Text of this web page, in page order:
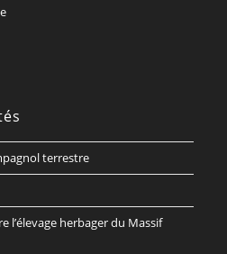
terrestre
l’élevage herbager du Massif